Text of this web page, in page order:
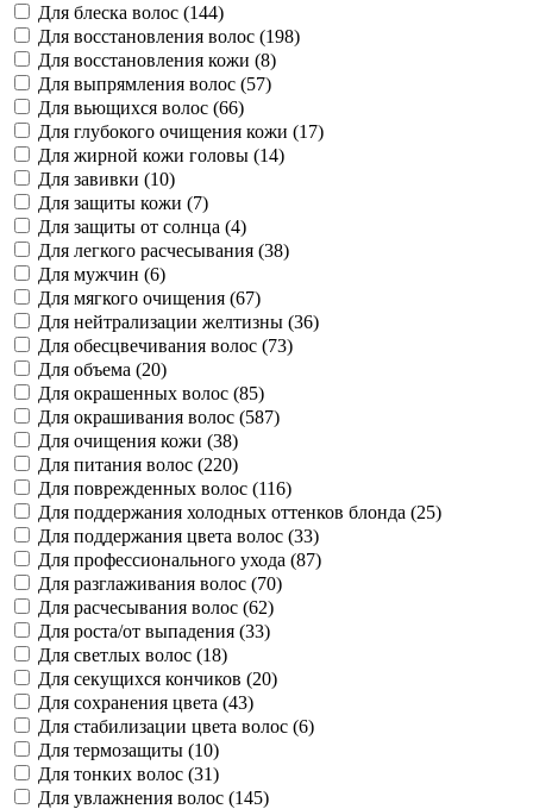
Для блеска волос (144)
Для восстановления волос (198)
Для восстановления кожи (8)
Для выпрямления волос (57)
Для вьющихся волос (66)
Для глубокого очищения кожи (17)
Для жирной кожи головы (14)
Для завивки (10)
Для защиты кожи (7)
Для защиты от солнца (4)
Для легкого расчесывания (38)
Для мужчин (6)
Для мягкого очищения (67)
Для нейтрализации желтизны (36)
Для обесцвечивания волос (73)
Для объема (20)
Для окрашенных волос (85)
Для окрашивания волос (587)
Для очищения кожи (38)
Для питания волос (220)
Для поврежденных волос (116)
Для поддержания холодных оттенков блонда (25)
Для поддержания цвета волос (33)
Для профессионального ухода (87)
Для разглаживания волос (70)
Для расчесывания волос (62)
Для роста/от выпадения (33)
Для светлых волос (18)
Для секущихся кончиков (20)
Для сохранения цвета (43)
Для стабилизации цвета волос (6)
Для термозащиты (10)
Для тонких волос (31)
Для увлажнения волос (145)